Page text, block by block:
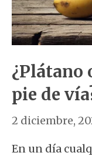
¿Plátano
pie de
2 diciembre,
En un día